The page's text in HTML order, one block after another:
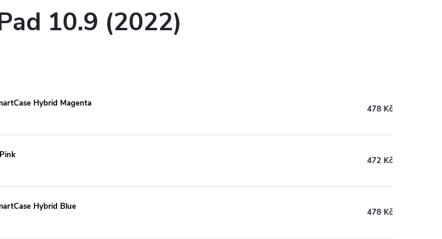
10.9 (2022)
Hybrid Magenta
478 Kč
472 Kč
Hybrid Blue
478 Kč